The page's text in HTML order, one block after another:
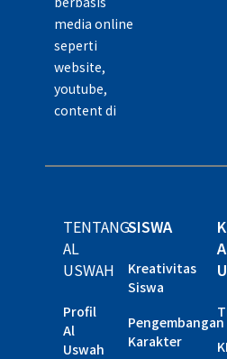
media online
seperti
website,
youtube,
content di
TENTANG
AL
USWAH
Profil
Al
Uswah
SISWA
Kreativitas
Siswa
Pengembangan
Karakter